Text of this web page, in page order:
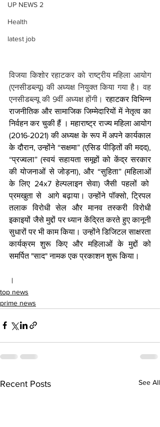
UP NEWS 2
Health
latest job
विजया किशोर रहाटकर को राष्ट्रीय महिला आयोग
(एनसीडब्ल्यू) की अध्यक्ष नियुक्त किया गया है। वह
एनसीडब्ल्यू की 9वीं अध्यक्ष होंगी। रहाटकर विभिन्न
राजनीतिक और सामाजिक जिम्मेदारियों में नेतृत्व का
निर्वहन कर चुकी हैं । महाराष्ट्र राज्य महिला आयोग
(2016-2021) की अध्यक्ष के रूप में अपने कार्यकाल
के दौरान, उन्होंने “सक्षमा” (एसिड पीड़ितों की मदद),
“प्रज्वला” (स्वयं सहायता समूहों को केंद्र सरकार
की योजनाओं से जोड़ना), और “सुहिता” (महिलाओं
के लिए 24x7 हेल्पलाइन सेवा) जैसी पहलों को
प्रमखुता से  आगे बढ़ाया। उन्होंने पॉक्सो, ट्रिपल
तलाक विरोधी सेल और मानव तस्करी विरोधी
इकाइयों जैसे मुद्दों पर ध्यान केंद्रित करते हुए कानूनी
सुधारों पर भी काम किया। उन्होंने डिजिटल साक्षरता
कार्यक्रम शुरू किए और महिलाओं के मुद्दों को
समर्पित "साद" नामक एक प्रकाशन शुरू किया।
।
top news
prime news
Recent Posts See All